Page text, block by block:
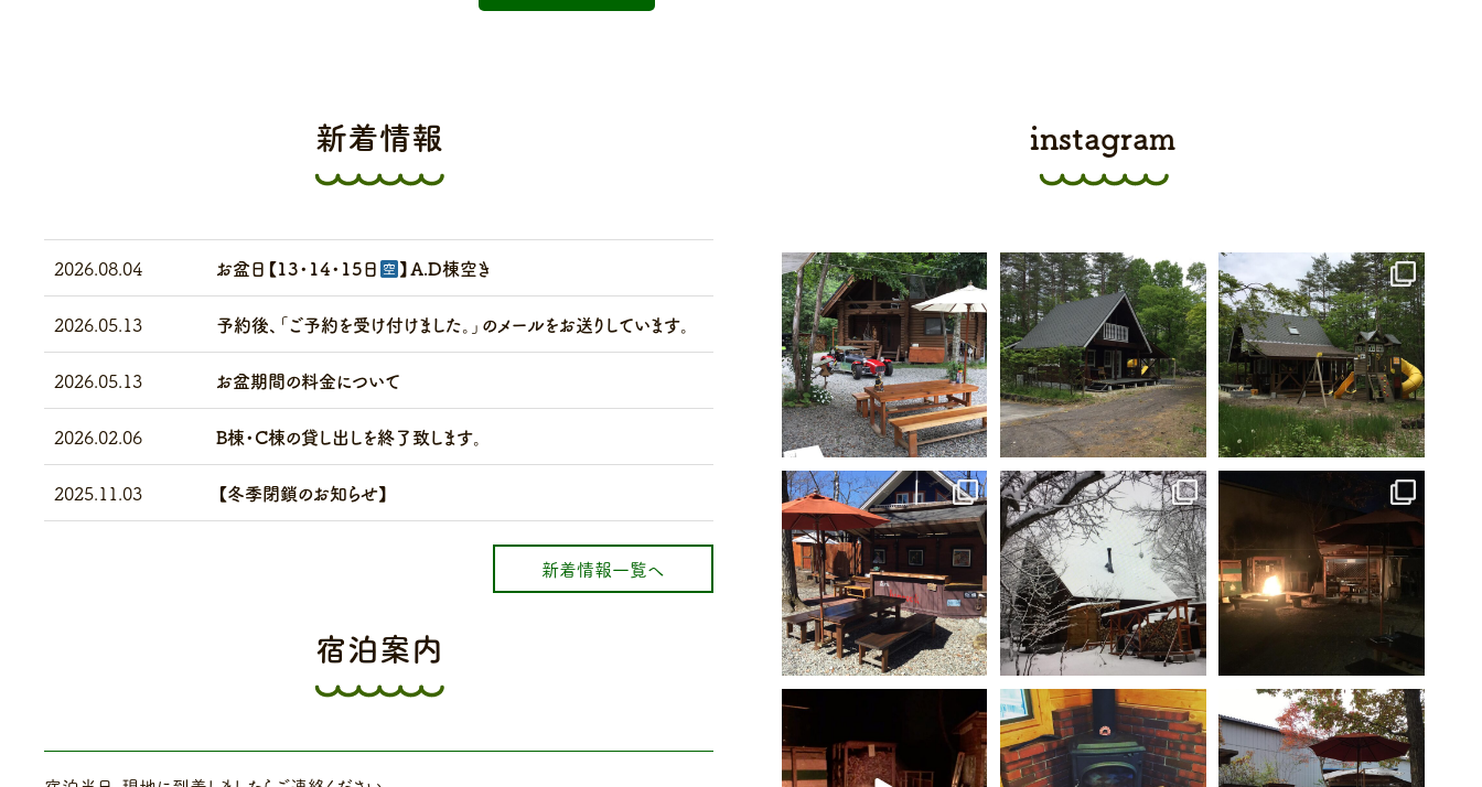
新着情報
2026.08.04 お盆日【13・14・15日 】A.D棟空き
2026.05.13 予約後、「ご予約を受け付けました。」のメールをお送りしています。
2026.05.13 お盆期間の料金について
2026.02.06 B棟・C棟の貸し出しを終了致します。
2025.11.03 【冬季閉鎖のお知らせ】
新着情報一覧へ
宿泊案内
instagram
karuizawa_hammock
5月 3
karuizawa_hammock
5月 3
karuizawa_hammock
5月 3
karuizawa_hammock
3月 20
karuizawa_hammock
12月 15
karuizawa_hammock
karuizawa_hammock karuizawa_hammock